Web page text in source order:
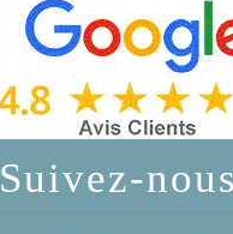
Suivez-